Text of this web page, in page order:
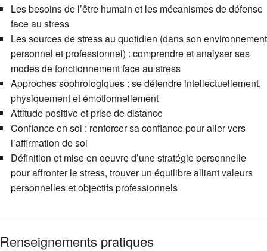
Les besoins de l’être humain et les mécanismes de défense
face au stress
Les sources de stress au quotidien (dans son environnement
personnel et professionnel) : comprendre et analyser ses
modes de fonctionnement face au stress
Approches sophrologiques : se détendre intellectuellement,
physiquement et émotionnellement
Attitude positive et prise de distance
Confiance en soi : renforcer sa confiance pour aller vers
l’affirmation de soi
Définition et mise en oeuvre d’une stratégie personnelle
pour affronter le stress, trouver un équilibre alliant valeurs
personnelles et objectifs professionnels
Renseignements pratiques